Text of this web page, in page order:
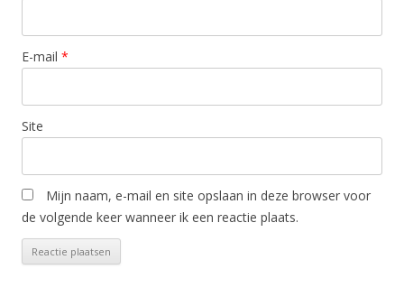
E-mail *
Site
Mijn naam, e-mail en site opslaan in deze browser voor
de volgende keer wanneer ik een reactie plaats.